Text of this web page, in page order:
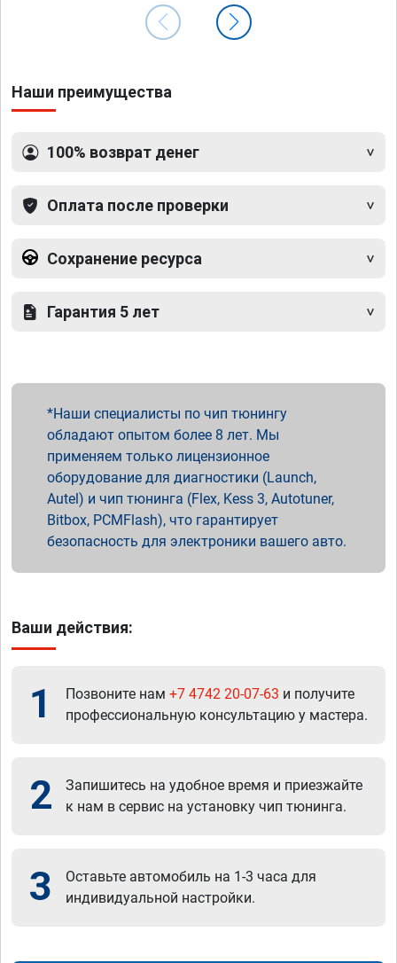
Наши преимущества
100% возврат денег
Оплата после проверки
Сохранение ресурса
Гарантия 5 лет
Наши специалисты по чип тюнингу
обладают опытом более 8 лет. Мы
применяем только лицензионное
оборудование для диагностики (Launch,
Autel) и чип тюнинга (Flex, Kess 3, Autotuner,
Bitbox, PCMFlash), что гарантирует
безопасность для электроники вашего авто.
Ваши действия:
1 Позвоните нам +7 4742 20-07-63 и получите
профессиональную консультацию у мастера.
2
Запишитесь на удобное время и приезжайте
к нам в сервис на установку чип тюнинга.
3
Оставьте автомобиль на 1-3 часа для
индивидуальной настройки.